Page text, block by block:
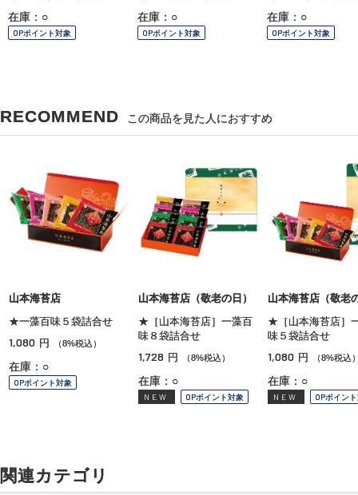
在庫：○
OPポイント対象
在庫：○
OPポイント対象
在庫：○
OPポイント対象
RECOMMEND この商品を見た人におすすめ
山本海苔店
★一藻百味５袋詰合せ
1,080 円 （8%税込）
在庫：○
OPポイント対象
山本海苔店（敬老の日）
★［山本海苔店］一藻百
味８袋詰合せ
1,728 円 （8%税込）
在庫：○
NEW OPポイント対象
山本海苔店（敬老
★［山本海苔店］
味５袋詰合せ
1,080 円 （8%税込
在庫：○
NEW OPポイン
関連カテゴリ